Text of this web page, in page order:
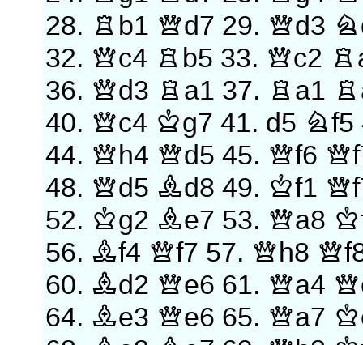
28. Rb1 Qd7 29. Qd3
32. Qc4 Rb5 33. Qc2
36. Qd3 Ra1 37. Ra1
40. Qc4 Kg7 41. d5 Nf5
44. Qh4 Qd5 45. Qf6
48. Qd5 Bd8 49. Kf1
52. Kg2 Be7 53. Qa8
56. Bf4 Qf7 57. Qh8
60. Bd2 Qe6 61. Qa4
64. Be3 Qe6 65. Qa7